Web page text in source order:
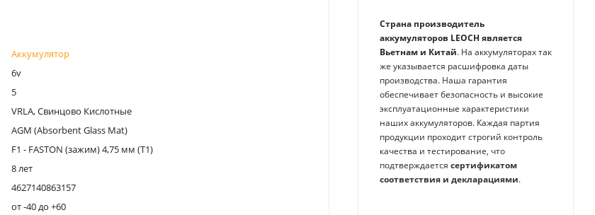
Аккумулятор
6v
5
VRLA, Свинцово Кислотные
AGM (Absorbent Glass Mat)
F1 - FASTON (зажим) 4,75 мм (T1)
8 лет
4627140863157
от -40 до +60
Страна производитель
аккумуляторов LEOCH является
Вьетнам и Китай. На аккумуляторах так
же указывается расшифровка даты
производства. Наша гарантия
обеспечивает безопасность и высокие
эксплуатационные характеристики
наших аккумуляторов. Каждая партия
продукции проходит строгий контроль
качества и тестирование, что
подтверждается сертификатом
соответствия и декларациями.